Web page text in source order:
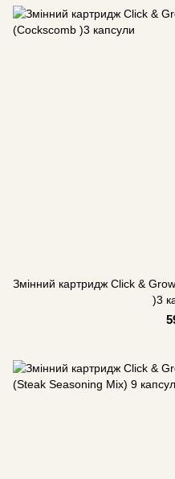
Змінний картридж Click &
)3